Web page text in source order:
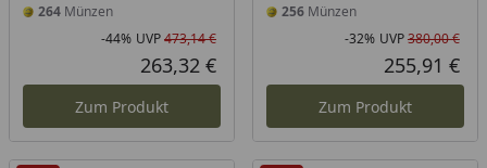
264 Münzen
Rabatt in Prozent
-44%
Ursprünglicher Preis
UVP473,14 €
Aktueller Preis
263,32 €
Zum Produkt
256Münzen
-32% UVP380,00 €
255,91 €
Zum Produkt